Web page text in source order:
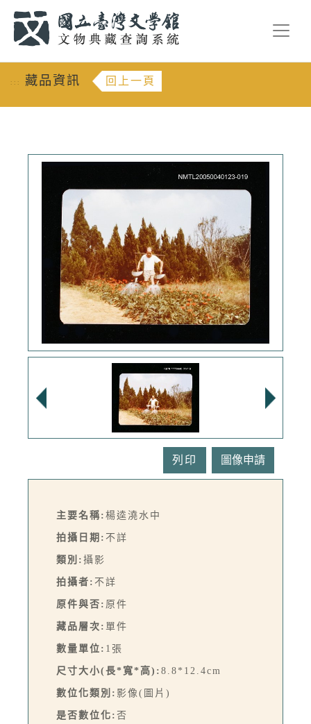
::: 藏品資訊 回上一頁
列印
主要名稱: 楊逵澆水中
拍攝日期: 不詳
類別: 攝影
拍攝者: 不詳
原件與否: 原件
藏品層次: 單件
數量單位: 1張
尺寸大小(長*寬*高): 8.8*12.4cm
數位化類別: 影像(圖片)
是否數位化: 否